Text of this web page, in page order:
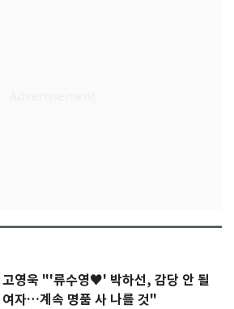
고영욱 "'류수영♥' 박하선, 감당 안 될
여자…계속 명품 사 나를 것"